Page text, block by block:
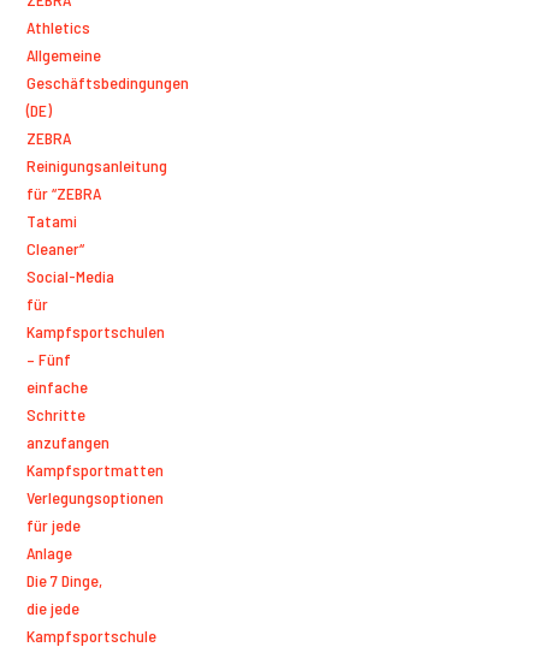
Athletics
Allgemeine
Geschäftsbedingungen
(DE)
ZEBRA
Reinigungsanleitung
für “ZEBRA
Tatami
Cleaner“
Social-Media
für
Kampfsportschulen
– Fünf
einfache
Schritte
anzufangen
Kampfsportmatten
Verlegungsoptionen
für jede
Anlage
Die 7 Dinge,
die jede
Kampfsportschule